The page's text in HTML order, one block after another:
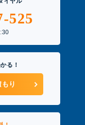
525
る！
り